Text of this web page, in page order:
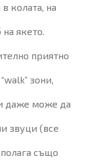
колата, на
якето.
приятно
зони,
даже може да
звуци (все
също